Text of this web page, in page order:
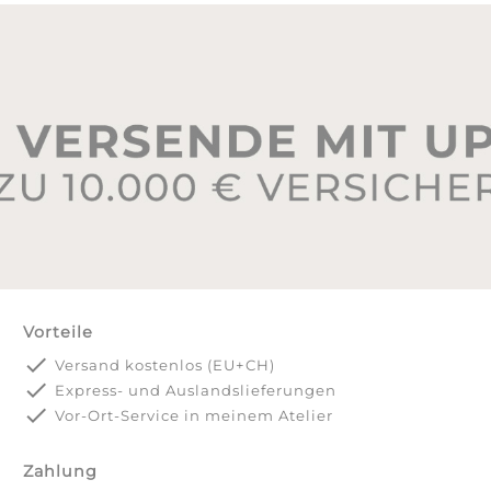
Vorteile
done Versand kostenlos (EU+CH)
done Express- und Auslandslieferungen
done Vor-Ort-Service in meinem Atelier
Zahlung